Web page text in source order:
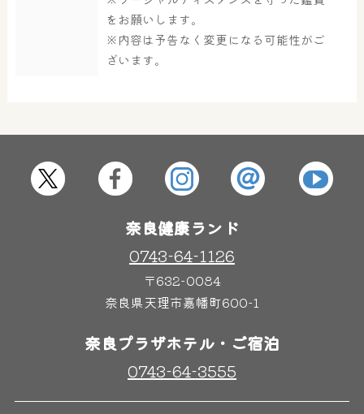
大浴場 サウナ・岩盤浴
はしゃきっズ
をお願いします。
※内容は予告なく変更になる可能性がご
ざいます。
奈良健康ランド
0743-64-1126
〒632-0084
奈良県天理市嘉幡町600-1
奈良プラザホテル・ご宿泊
0743-64-3555